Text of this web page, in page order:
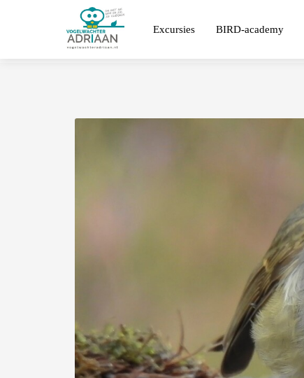
Excursies BIRD-academy